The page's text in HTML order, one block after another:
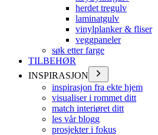
herdet tregulv
laminatgulv
vinylplanker & fliser
veggpaneler
søk etter farge
TILBEHØR
INSPIRASJON
inspirasjon fra ekte hjem
visualiser i rommet ditt
match interiøret ditt
les vår blogg
prosjekter i fokus